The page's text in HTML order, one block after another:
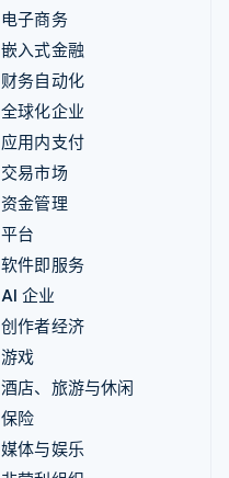
电子商务
嵌入式金融
财务自动化
全球化企业
应用内支付
交易市场
资金管理
平台
软件即服务
AI 企业
创作者经济
游戏
酒店、旅游与休闲
保险
媒体与娱乐